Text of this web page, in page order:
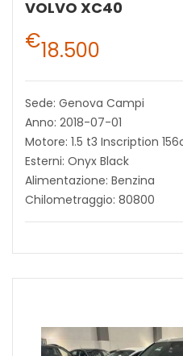
VOLVO XC40
€18.500
Sede: Genova Campi
Anno: 2018-07-01
Motore: 1.5 t3 Inscription
Esterni: Onyx Black
Alimentazione: Benzina
Chilometraggio: 80800